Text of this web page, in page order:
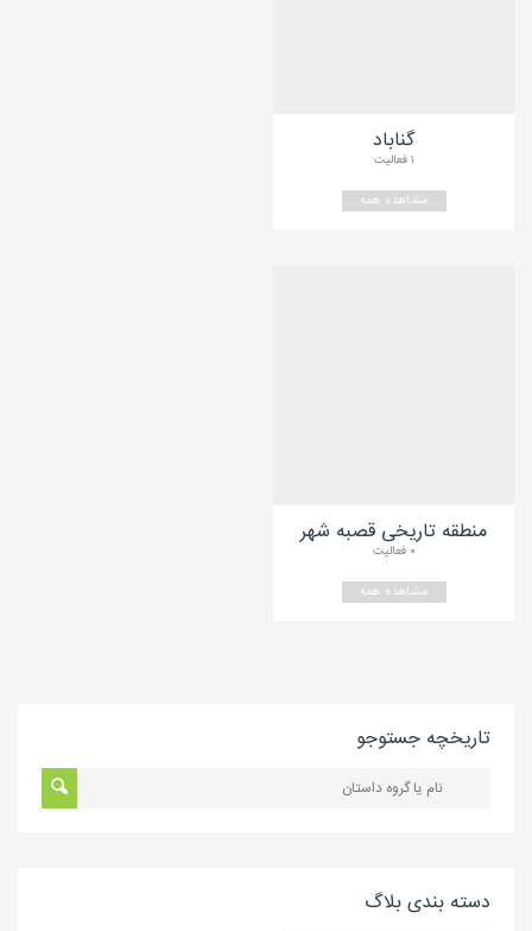
گناباد
۱ فعالیت
مشاهده همه
منطقه تاریخی قصبه شهر
۰ فعالیت
مشاهده همه
تاریخچه جستوجو
دسته بندی بلاگ